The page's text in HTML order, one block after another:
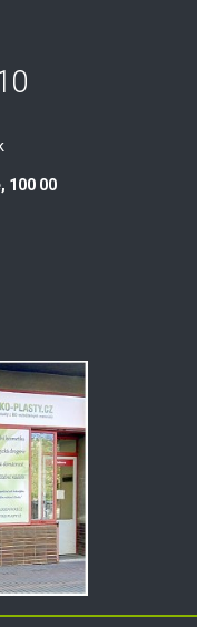
100 00